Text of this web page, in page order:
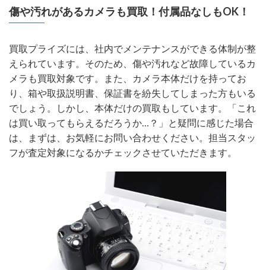
傷や汚れがあるカメラも買取！付属品なしもOK！
買取プライズには、社内でメンテナンスができる体制が整
えられています。そのため、傷や汚れなど故障しているカ
メラも買取対象です。また、カメラ本体だけを持ってお
り、箱や取扱説明書、保証書を紛失してしまった方もいる
でしょう。しかし、本体だけの買取もしています。「これ
は買い取ってもらえるだろうか…？」と疑問に感じた場合
は、まずは、お気軽にお問い合わせください。担当スタッ
フが査定対象になるかチェックさせていただきます。